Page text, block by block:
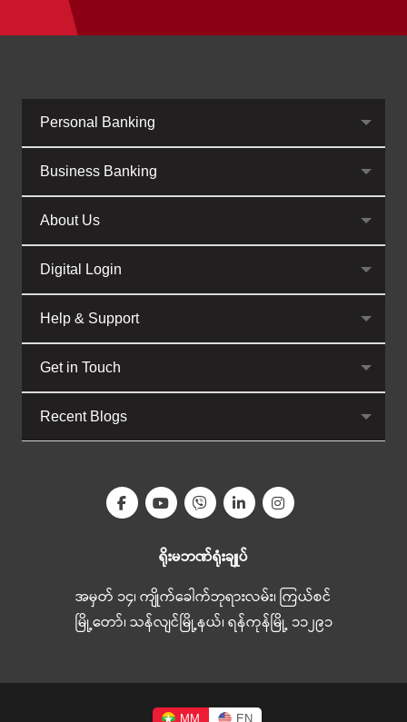
Personal Banking
Business Banking
About Us
Digital Login
Help & Support
Get in Touch
Recent Blogs
ရိုးမဘဏ်ရုံးချုပ်
အမှတ် ၁၄၊ ကျိုက်ခေါက်ဘုရားလမ်း၊ ကြယ်စင်
မြို့တော်၊ သန်လျင်မြို့နယ်၊ ရန်ကုန်မြို့ ၁၁၂၉၁
MM EN